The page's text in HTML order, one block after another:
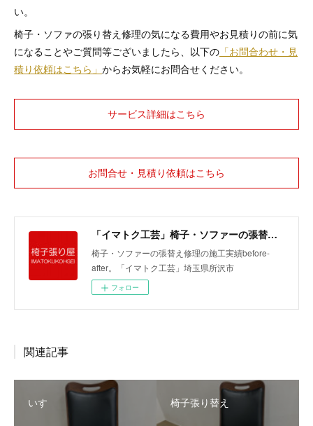
い。
椅子・ソファの張り替え修理の気になる費用やお見積りの前に気
になることやご質問等ございましたら、以下の 「お問合わせ・見
積り依頼はこちら」 からお気軽にお問合せください。
サービス詳細はこちら
お問合せ・見積り依頼はこちら
「イマトク工芸」椅子・ソファーの張替えbefore-after
椅子・ソファーの張替え修理の施工実績before-
after。「イマトク工芸」埼玉県所沢市
フォロー
関連記事
いす 椅子張り替え